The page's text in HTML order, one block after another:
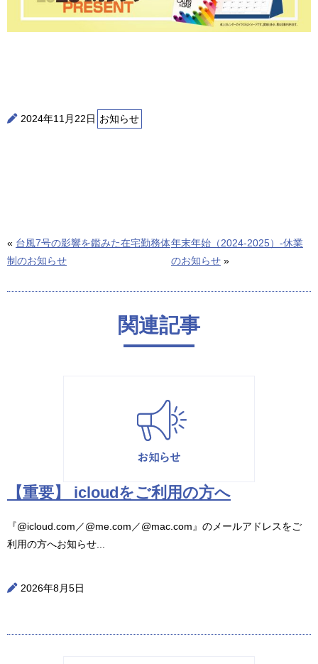
2024年11月22日 お知らせ
« 台風7号の影響を鑑みた在宅勤務体
制のお知らせ
年末年始（2024-2025）-休業
のお知らせ»
関連記事
【重要】 icloudをご利用の方へ
『@icloud.com／@me.com／@mac.com』のメールアドレスをご
利用の方へお知らせ...
2026年8月5日